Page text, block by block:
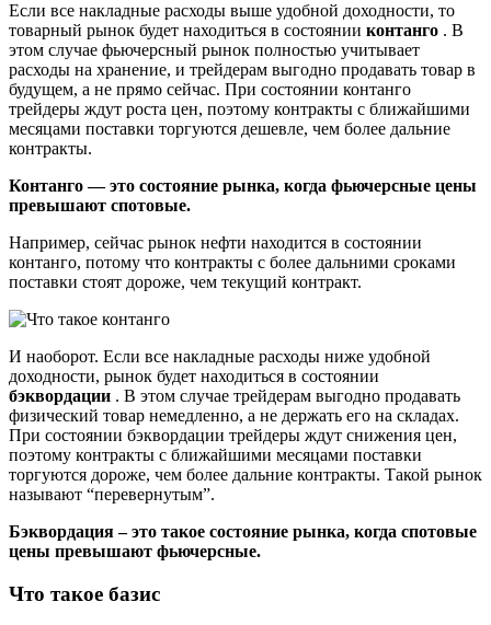
Если все накладные расходы выше удобной доходности, то
товарный рынок будет находиться в состоянии контанго . В
этом случае фьючерсный рынок полностью учитывает
расходы на хранение, и трейдерам выгодно продавать товар в
будущем, а не прямо сейчас. При состоянии контанго
трейдеры ждут роста цен, поэтому контракты с ближайшими
месяцами поставки торгуются дешевле, чем более дальние
контракты.
Контанго — это состояние рынка, когда фьючерсные цены
превышают спотовые.
Например, сейчас рынок нефти находится в состоянии
контанго, потому что контракты с более дальними сроками
поставки стоят дороже, чем текущий контракт.
И наоборот. Если все накладные расходы ниже удобной
доходности, рынок будет находиться в состоянии
бэквордации . В этом случае трейдерам выгодно продавать
физический товар немедленно, а не держать его на складах.
При состоянии бэквордации трейдеры ждут снижения цен,
поэтому контракты с ближайшими месяцами поставки
торгуются дороже, чем более дальние контракты. Такой рынок
называют “перевернутым”.
Бэквордация – это такое состояние рынка, когда спотовые
цены превышают фьючерсные.
Что такое базис